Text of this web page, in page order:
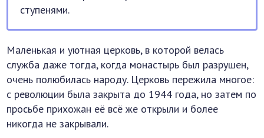
ступенями.
Маленькая и уютная церковь, в которой велась
служба даже тогда, когда монастырь был разрушен,
очень полюбилась народу. Церковь пережила многое:
с революции была закрыта до 1944 года, но затем по
просьбе прихожан её всё же открыли и более
никогда не закрывали.